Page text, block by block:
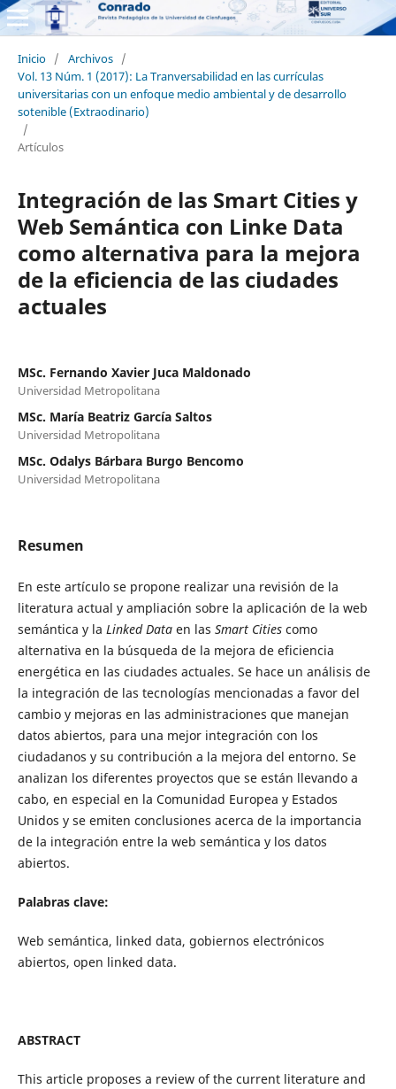
Inicio / Archivos /
Vol. 13 Núm. 1 (2017): La Tranversabilidad en las currículas
universitarias con un enfoque medio ambiental y de desarrollo
sotenible (Extraodinario)
/
Artículos
Integración de las Smart Cities y
Web Semántica con Linke Data
como alternativa para la mejora
de la eficiencia de las ciudades
actuales
MSc. Fernando Xavier Juca Maldonado
Universidad Metropolitana
MSc. María Beatriz García Saltos
Universidad Metropolitana
MSc. Odalys Bárbara Burgo Bencomo
Universidad Metropolitana
Resumen
En este artículo se propone realizar una revisión de la
literatura actual y ampliación sobre la aplicación de la web
semántica y la Linked Dataen las Smart Citiescomo
alternativa en la búsqueda de la mejora de eficiencia
energética en las ciudades actuales. Se hace un análisis de
la integración de las tecnologías mencionadas a favor del
cambio y mejoras en las administraciones que manejan
datos abiertos, para una mejor integración con los
ciudadanos y su contribución a la mejora del entorno. Se
analizan los diferentes proyectos que se están llevando a
cabo, en especial en la Comunidad Europea y Estados
Unidos y se emiten conclusiones acerca de la importancia
de la integración entre la web semántica y los datos
abiertos.
Palabras clave:
Web semántica, linked data, gobiernos electrónicos
abiertos, open linked data.
ABSTRACT
This article proposes a review of the current literature and